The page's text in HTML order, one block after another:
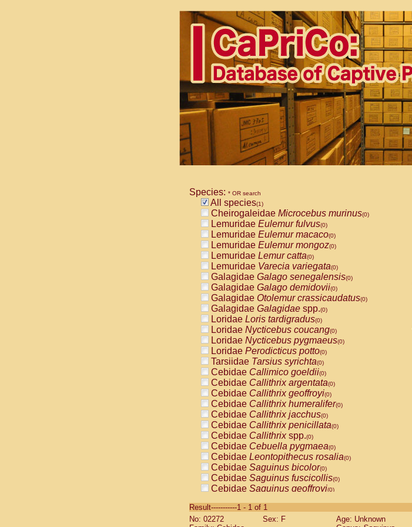
Species: * OR search
All species(1)
Cheirogaleidae Microcebus murinus(0)
Lemuridae Eulemur fulvus(0)
Lemuridae Eulemur macaco(0)
Lemuridae Eulemur mongoz(0)
Lemuridae Lemur catta(0)
Lemuridae Varecia variegata(0)
Galagidae Galago senegalensis(0)
Galagidae Galago demidovii(0)
Galagidae Otolemur crassicaudatus(0)
Galagidae Galagidae spp.(0)
Loridae Loris tardigradus(0)
Loridae Nycticebus coucang(0)
Loridae Nycticebus pygmaeus(0)
Loridae Perodicticus potto(0)
Tarsiidae Tarsius syrichta(0)
Cebidae Callimico goeldii(0)
Cebidae Callithrix argentata(0)
Cebidae Callithrix geoffroyi(0)
Cebidae Callithrix humeralifer(0)
Cebidae Callithrix jacchus(0)
Cebidae Callithrix penicillata(0)
Cebidae Callithrixspp.(0)
Cebidae Cebuella pygmaea(0)
Cebidae Leontopithecus rosalia(0)
Cebidae Saguinus bicolor(0)
Cebidae Saguinus fuscicollis(0)
Cebidae Saguinus geoffroyi(0)
CebidaeSaguinus labiatus(0)
Cebidae Saguinus leucopus (0)
Result-----------1 - 1 of 1
No: 02272
Sex: F
Age: Unknown